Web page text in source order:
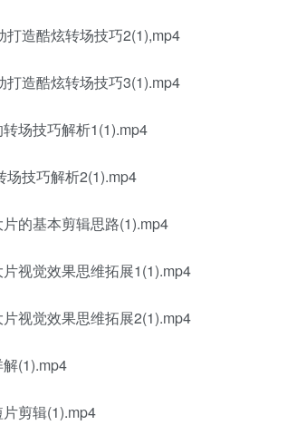
造酷炫转场技巧2(1),mp4
造酷炫转场技巧3(1).mp4
场技巧解析1(1).mp4
场技巧解析2(1).mp4
的基本剪辑思路(1).mp4
视觉效果思维拓展1(1).mp4
视觉效果思维拓展2(1).mp4
(1).mp4
剪辑(1).mp4